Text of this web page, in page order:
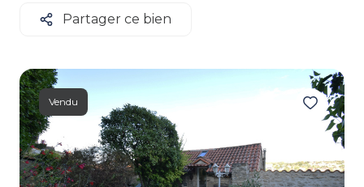
BIENS
CONFIEZ
BIEN
CRÉER
VOTRE
ALERTE
GESTION
Partager ce bien
Vendu